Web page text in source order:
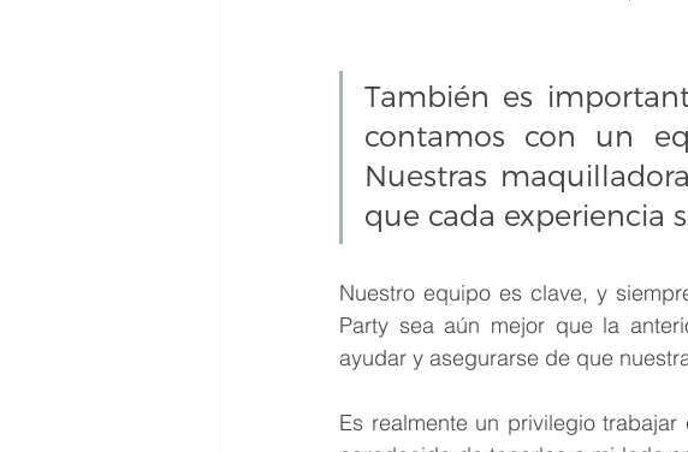
También es
contamos con un
Nuestras
que cada experiencia
Nuestro equipo es clave, y
Party sea aún mejor que la
ayudar y asegurarse de que
Es realmente un privilegio